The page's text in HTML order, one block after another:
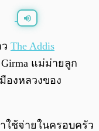
The Addis
Girma แม่ม่ายลูก
องหลวงของ
ใช้จ่ายในครอบครัว